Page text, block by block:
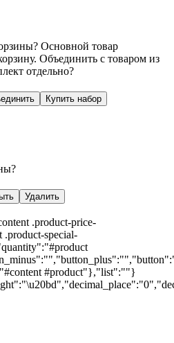
Основной товар
Объединить с товаром из
отдельно?
Купить набор
Удалить
.product-price-
special-
#product"},"list":""}